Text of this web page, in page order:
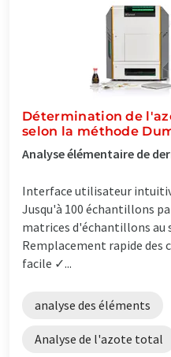
Détermination de
selon la méthode
Analyse élémentaire de
Interface utilisateur
Jusqu'à 100 échantillons
matrices d'échantillons au
Remplacement rapide
facile ✓...
analyse des éléments
Analyse de l'azote total